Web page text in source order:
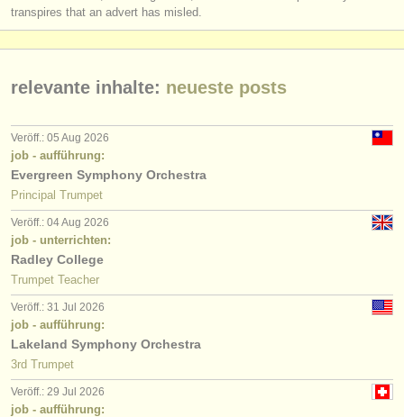
transpires that an advert has misled.
relevante inhalte: neueste posts
Veröff.: 05 Aug 2026
job - aufführung:
Evergreen Symphony Orchestra
Principal Trumpet
Veröff.: 04 Aug 2026
job - unterrichten:
Radley College
Trumpet Teacher
Veröff.: 31 Jul 2026
job - aufführung:
Lakeland Symphony Orchestra
3rd Trumpet
Veröff.: 29 Jul 2026
job - aufführung: